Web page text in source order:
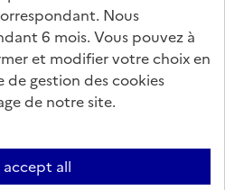
data.gouv.fr
Informations publiques
Nous
6 mois. Vous pouvez à
et modifier votre choix en
de gestion des cookies
de notre site.
accept all